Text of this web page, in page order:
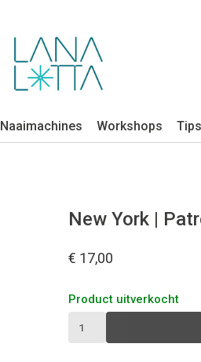
Naaimachines Workshops
New York |
€ 17,00
Product uitverkocht